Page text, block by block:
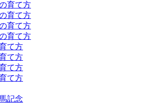
育て方
育て方
育て方
育て方
て方
て方
て方
て方
記念